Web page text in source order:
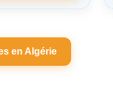
en Algérie